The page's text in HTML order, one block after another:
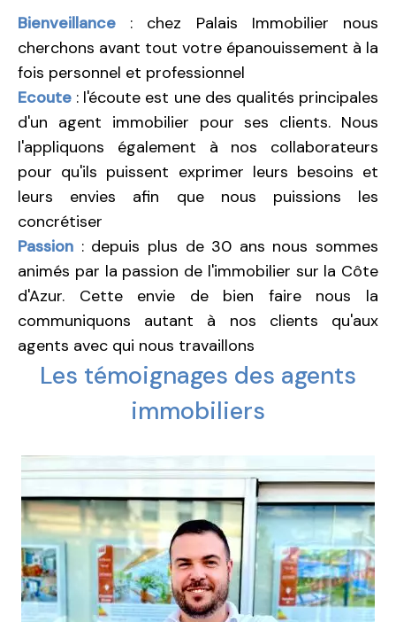
Bienveillance : chez Palais Immobilier nous
cherchons avant tout votre épanouissement à la
fois personnel et professionnel
Ecoute : l'écoute est une des qualités principales
d'un agent immobilier pour ses clients. Nous
l'appliquons également à nos collaborateurs
pour qu'ils puissent exprimer leurs besoins et
leurs envies afin que nous puissions les
concrétiser
Passion : depuis plus de 30 ans nous sommes
animés par la passion de l'immobilier sur la Côte
d'Azur. Cette envie de bien faire nous la
communiquons autant à nos clients qu'aux
agents avec qui nous travaillons
Les témoignages des agents
immobiliers